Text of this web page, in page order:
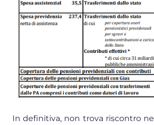
In definitiva, non trova riscontro